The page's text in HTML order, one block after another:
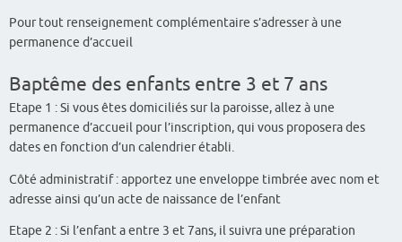
Pour tout renseignement complémentaire s’adresser à une
permanence d’accueil
Baptême des enfants entre 3 et 7 ans
Etape 1 : Si vous êtes domiciliés sur la paroisse, allez à une
permanence d’accueil pour l’inscription, qui vous proposera des
dates en fonction d’un calendrier établi.
Côté administratif : apportez une enveloppe timbrée avec nom et
adresse ainsi qu’un acte de naissance de l’enfant
Etape 2 : Si l’enfant a entre 3 et 7ans, il suivra une préparation